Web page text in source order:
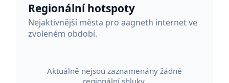
Regionální hotspoty
Nejaktivnější města pro aagneth internet ve
zvoleném období.
Aktuálně nejsou zaznamenány žádné
regionální shluky.